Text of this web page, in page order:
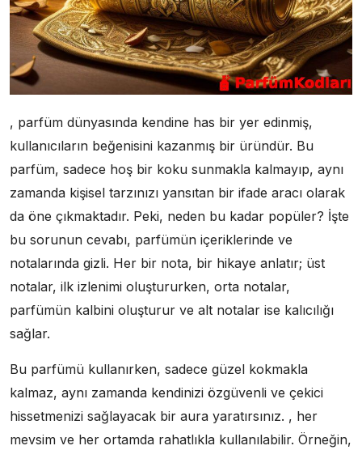
, parfüm dünyasında kendine has bir yer edinmiş,
kullanıcıların beğenisini kazanmış bir üründür. Bu
parfüm, sadece hoş bir koku sunmakla kalmayıp, aynı
zamanda kişisel tarzınızı yansıtan bir ifade aracı olarak
da öne çıkmaktadır. Peki, neden bu kadar popüler? İşte
bu sorunun cevabı, parfümün içeriklerinde ve
notalarında gizli. Her bir nota, bir hikaye anlatır; üst
notalar, ilk izlenimi oluştururken, orta notalar,
parfümün kalbini oluşturur ve alt notalar ise kalıcılığı
sağlar.
Bu parfümü kullanırken, sadece güzel kokmakla
kalmaz, aynı zamanda kendinizi özgüvenli ve çekici
hissetmenizi sağlayacak bir aura yaratırsınız. , her
mevsim ve her ortamda rahatlıkla kullanılabilir. Örneğin,